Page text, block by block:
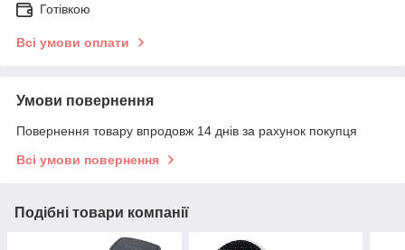
Готівкою
Всі умови оплати
Умови повернення
Повернення товару впродовж 14 днів за рахунок покупця
Всі умови повернення
Подібні товари компанії